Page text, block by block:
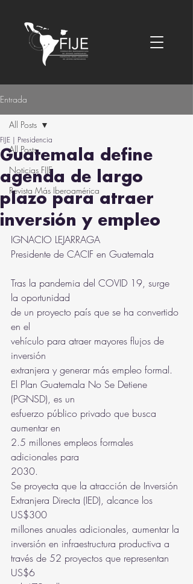
Entrada
All Posts
Noticias FIJE
Revista Más Iberoamérica
All Posts
Guatemala define
agenda de largo
plazo para atraer
inversión y empleo
FIJE | Presidencia
IGNACIO LEJARRAGA
Presidente de CACIF en Guatemala
Tras la pandemia del COVID 19, surge
la oportunidad
de un proyecto país que se ha convertido
en el
vehículo para atraer mayores flujos de
inversión
extranjera y generar más empleo formal.
El Plan Guatemala No Se Detiene
(PGNSD), es un
esfuerzo público privado que busca
aumentar en
2.5 millones empleos formales
adicionales para
2030.
Se proyecta que la atracción de Inversión
Extranjera Directa (IED), alcance los
US$300
millones anuales adicionales, aumentar la
inversión en infraestructura productiva a
través de 52 proyectos que representan
US$6